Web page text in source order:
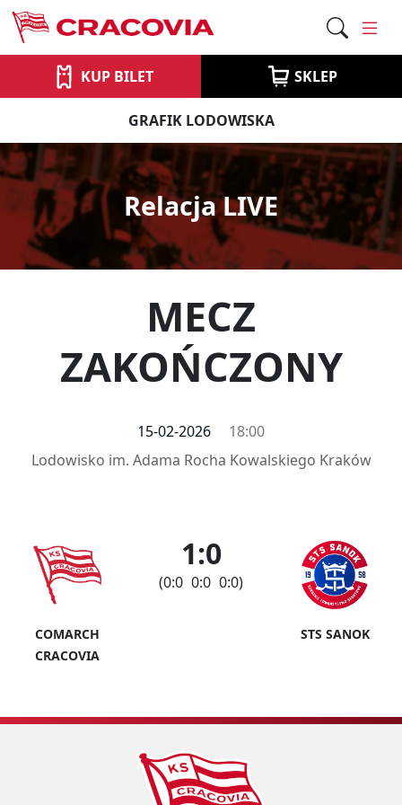
KUP BILET SKLEP
GRAFIK LODOWISKA
Relacja LIVE
MECZ
ZAKOŃCZONY
15-02-2026
18:00
Lodowisko im. Adama Rocha Kowalskiego Kraków
COMARCH
CRACOVIA
1:0
(0:0 0:0 0:0)
STS SANOK